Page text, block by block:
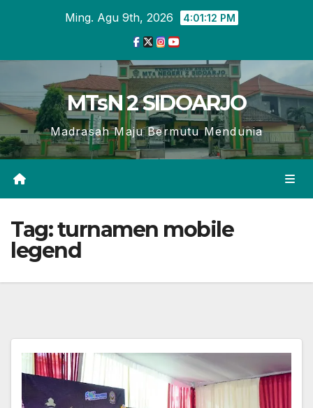
Ming. Agu 9th, 2026 4:01:12 PM
MTsN 2 SIDOARJO
Madrasah Maju Bermutu Mendunia
Tag:turnamen mobile
legend